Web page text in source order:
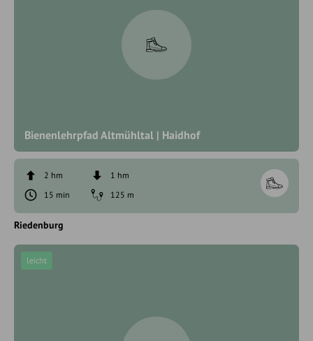
Bienenlehrpfad Altmühltal | Haidhof
2 hm
1 hm
15 min
125 m
Riedenburg
leicht